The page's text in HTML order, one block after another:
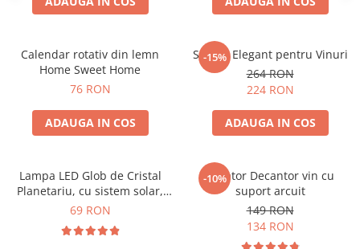
Calendar rotativ din lemn
Home Sweet Home
76 RON
ADAUGA IN COS
-15%
Suport Elegant pentru Vinuri
264 RON
224 RON
ADAUGA IN COS
Lampa LED Glob de Cristal
Planetariu, cu sistem solar,
cadou captivant
69 RON
-10%
Aerator Decantor vin cu
suport arcuit
149 RON
134 RON